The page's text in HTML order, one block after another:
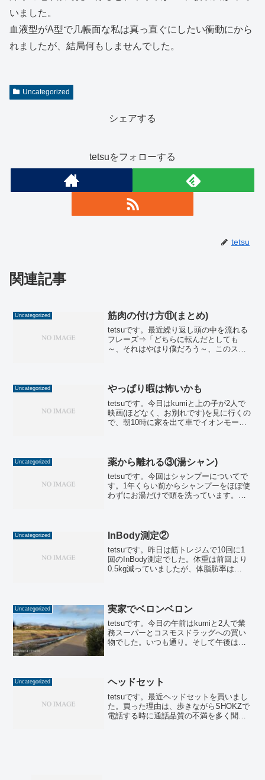
いました。
血液型がA型で几帳面な私は真っ直ぐにしたい衝動にから
れましたが、結局何もしませんでした。
Uncategorized
シェアする
tetsuをフォローする
tetsu
関連記事
Uncategorized 筋肉の付け方⑪(まとめ)
tetsuです。最近繰り返し頭の中を流れる
フレーズ⇒「どちらに転んだとしても
～、それはやはり僕だろう～、このスニ
ョ...
Uncategorized やっぱり暇は怖いかも
tetsuです。今日はkumiと上の子が2人で
映画(ほどなく、お別れです)を見に行くの
で、朝10時に家を出て車でイオンモール
ています...
Uncategorized 薬から離れる③(湯シャン)
tetsuです。今回はシャンプーについてで
す。1年くらい前からシャンプーをほぼ使
わずにお湯だけで頭を洗っています。き
使って、頭皮は洗わ...
Uncategorized InBody測定②
tetsuです。昨日は筋トレジムで10回に1
回のInBody測定でした。体重は前回より
0.5kg減っていましたが、体脂肪率は
Uncategorized 実家でベロンベロン
tetsuです。今日の午前はkumiと2人で業
務スーパーとコスモスドラッグへの買い
物でした。いつも通り。そして午後は筋
イ・・・」...
Uncategorized ヘッドセット
tetsuです。最近ヘッドセットを買いまし
た。買った理由は、歩きながらSHOKZで
電話する時に通話品質の不満を多く聞く